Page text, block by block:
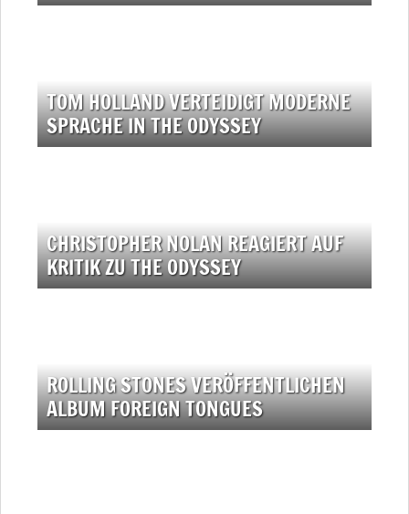
TOM HOLLAND VERTEIDIGT MODERNE
SPRACHE IN THE ODYSSEY
CHRISTOPHER NOLAN REAGIERT AUF
KRITIK ZU THE ODYSSEY
ROLLING STONES VERÖFFENTLICHEN
ALBUM FOREIGN TONGUES